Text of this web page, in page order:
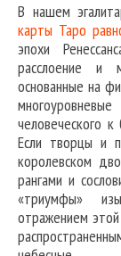
В нашем
карты Таро
эпохи
расслоение и
основанные на
человеческого
Если творцы и
королевском
рангами и
«триумфы»
отражением